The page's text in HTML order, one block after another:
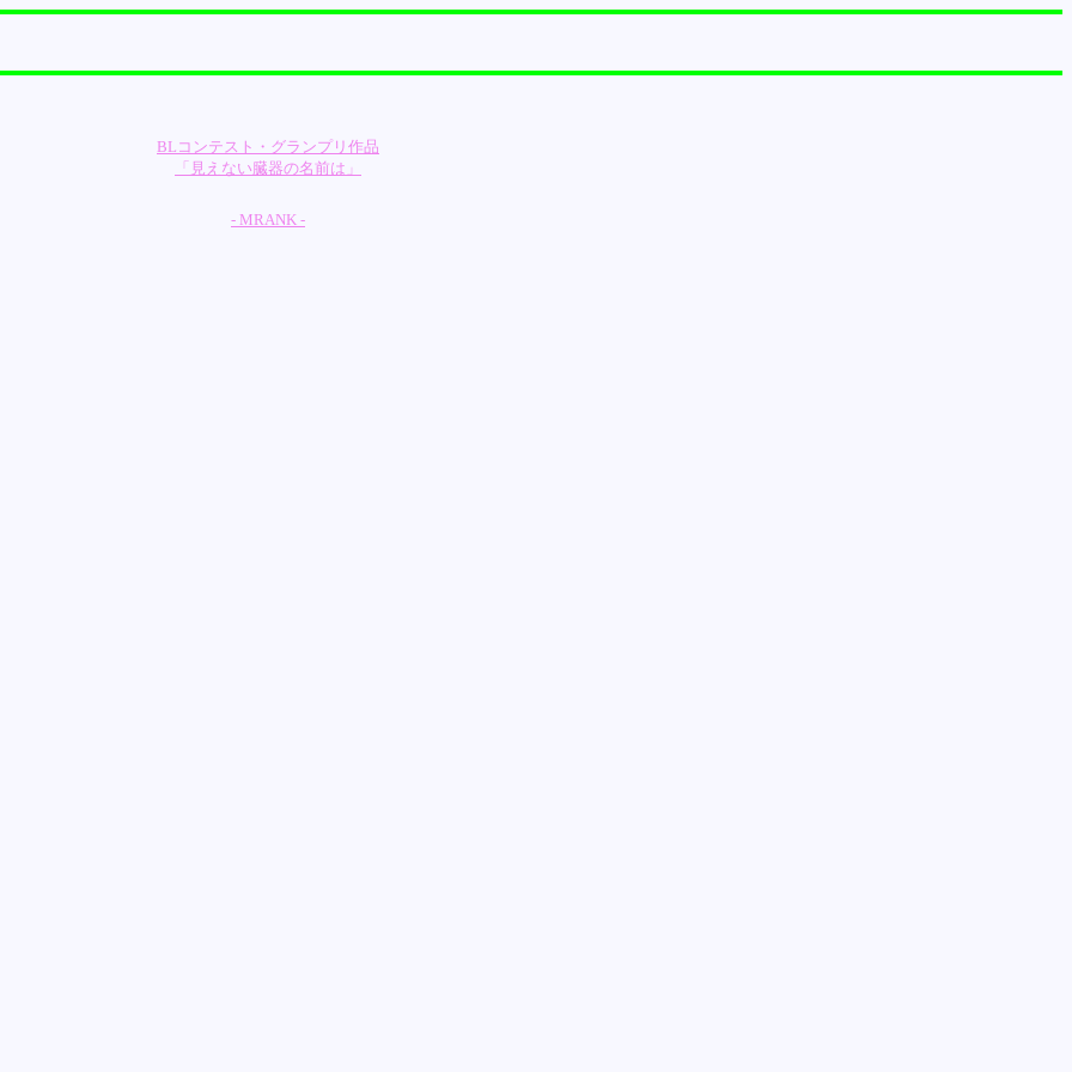
BLコンテスト・グランプリ作品
「見えない臓器の名前は」
- MRANK -